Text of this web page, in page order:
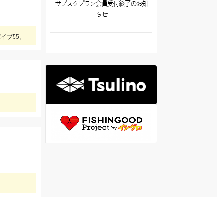
ブ55。
サブスクプラン会員受付終了のお知
らせ